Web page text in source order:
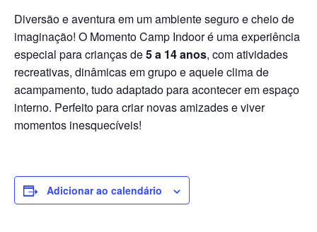
Diversão e aventura em um ambiente seguro e cheio de
imaginação! O Momento Camp Indoor é uma experiência
especial para crianças de5 a 14 anos, com atividades
recreativas, dinâmicas em grupo e aquele clima de
acampamento, tudo adaptado para acontecer em espaço
interno. Perfeito para criar novas amizades e viver
momentos inesquecíveis!
Adicionar ao calendário